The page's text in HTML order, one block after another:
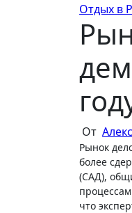
Отдых в
От
Рынок делового туризма в России в 2025 году перешёл от фазы стремительного восстановления к устойчивому, но
более
(САД),
что